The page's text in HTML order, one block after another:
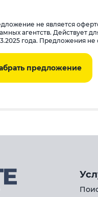
не является
агентств. Действует
года. Предложения
предложение